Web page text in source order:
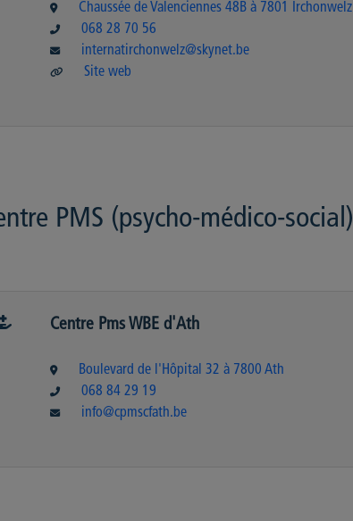
Chaussée de Valenciennes 48B à 7801 Irchonwelz
068 28 70 56
internatirchonwelz@skynet.be
Site web
PMS (psycho-médico-social)
Centre Pms WBE d'Ath
Boulevard de l'Hôpital 32 à 7800 Ath
068 84 29 19
info@cpmscfath.be